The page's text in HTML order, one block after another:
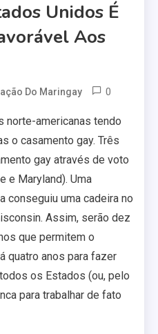
Unidos É
Aos
Do Maringay 0
norte-americanas tendo
o casamento gay. Três
gay através de voto
e Maryland). Uma
conseguiu uma cadeira no
Assim, serão dez
que permitem o
quatro anos para fazer
os Estados (ou, pelo
para trabalhar de fato